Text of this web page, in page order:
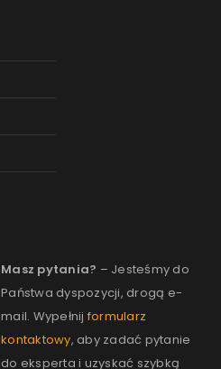
Masz pytania? – Jesteśmy do
Państwa dyspozycji, drogą e-
mail. Wypełnijformularz
kontaktowy, aby zadać pytanie
do eksperta i uzyskać szybką